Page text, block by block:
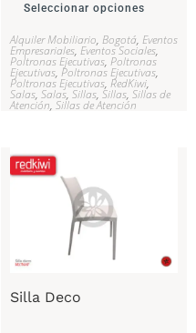
Seleccionar opciones
Alquiler Mobiliario, Bogotá, Eventos
Empresariales, Eventos Sociales,
Poltronas Ejecutivas, Poltronas
Ejecutivas, Poltronas Ejecutivas,
Poltronas Ejecutivas, RedKiwi,
Salas, Salas, Sillas, Sillas, Sillas de
Atención, Sillas de Atención
Silla Deco